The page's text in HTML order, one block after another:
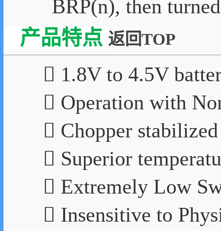
BRP(n), then
产品特点 返回TOP
 1.8V to 4.5V
 Operation with
 Chopper stabilized
 Superior
 Extremely Low
 Insensitive to